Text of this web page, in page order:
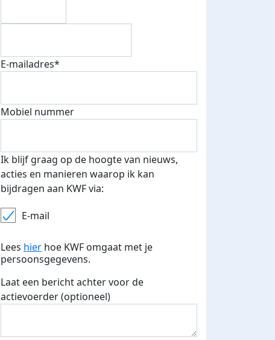
E-mailadres*
Mobiel nummer
Ik blijf graag op de hoogte van nieuws,
acties en manieren waarop ik kan
bijdragen aan KWF via:
E-mail
Lees hier hoe KWF omgaat met je
persoonsgegevens.
Laat een bericht achter voor de
actievoerder (optioneel)